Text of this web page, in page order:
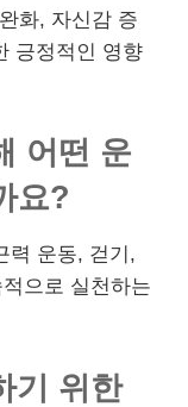
화, 자신감 증
긍정적인 영향
어떤 운
요?
력 운동, 걷기,
으로 실천하는
기 위한